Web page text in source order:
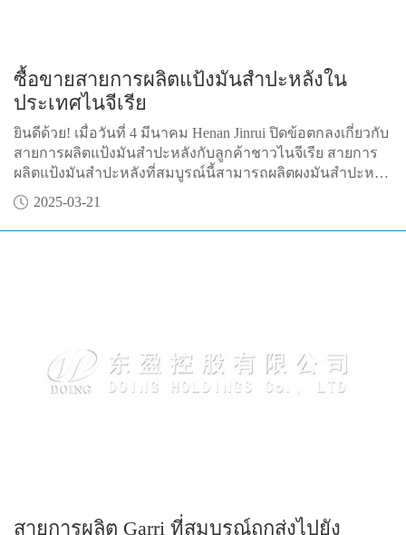
ซื้อขายสายการผลิตแป้งมันสำปะหลังใน
ประเทศไนจีเรีย
ยินดีด้วย! เมื่อวันที่ 4 มีนาคม Henan Jinrui ปิดข้อตกลงเกี่ยวกับ
สายการผลิตแป้งมันสำปะหลังกับลูกค้าชาวไนจีเรีย สายการ
ผลิตแป้งมันสำปะหลังที่สมบูรณ์นี้สามารถผลิตผงมันสำปะหลัง
ได้ 1 ตันต่อชั่วโมง เหมาะสำหรับผู้เริ่มต้น
2025-03-21
สายการผลิต Garri ที่สมบูรณ์ถูกส่งไปยัง